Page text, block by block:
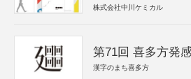
株式会社中川ケミカル
第71回 喜多方発
漢字のまち喜多方